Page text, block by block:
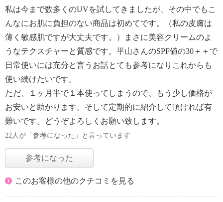
私は今まで数多くのUVを試してきましたが、その中でもこ
んなにお肌に負担のない商品は初めてです。（私の皮膚は
薄く敏感肌ですが大丈夫です。）まさに美容クリームのよ
うなテクスチャーと質感です。平山さんのSPF値の30＋＋で
日常使いには充分と言うお話とても参考になりこれからも
使い続けたいです。
ただ、１ヶ月半で１本使ってしまうので、もう少し価格が
お安いと助かります。そして定期的に紹介して頂ければ有
難いです。どうぞよろしくお願い致します。
22人が「参考になった」と言っています
参考になった
このお客様の他のクチコミを見る